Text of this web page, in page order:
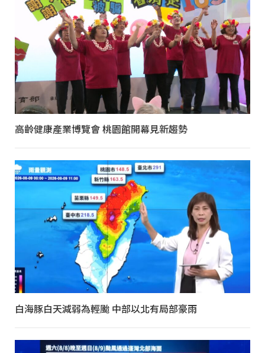
高齡健康產業博覽會 桃園館開幕見新趨勢
白海豚白天減弱為輕颱 中部以北有局部豪雨